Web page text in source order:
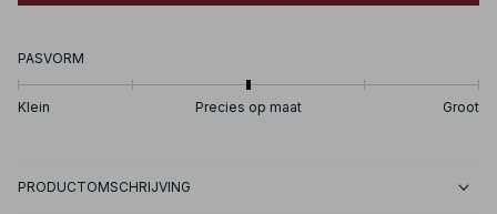
PASVORM
Klein Precies op maat Groot
PRODUCTOMSCHRIJVING